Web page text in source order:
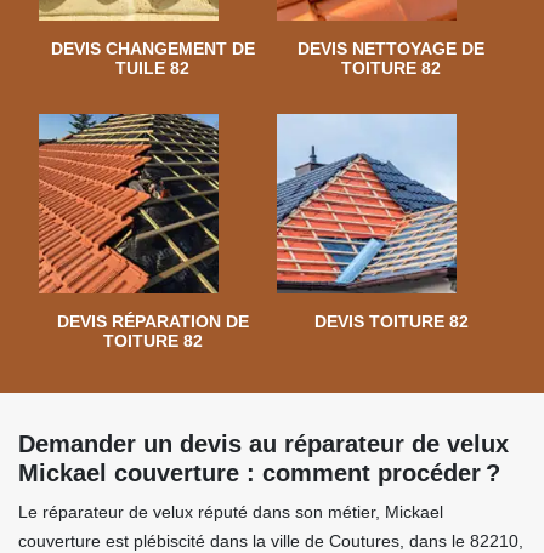
DEVIS CHANGEMENT DE
TUILE 82
DEVIS NETTOYAGE DE
TOITURE 82
DEVIS RÉPARATION DE
TOITURE 82
DEVIS TOITURE 82
Demander un devis au réparateur de velux
Mickael couverture : comment procéder ?
Le réparateur de velux réputé dans son métier, Mickael
couverture est plébiscité dans la ville de Coutures, dans le 82210,